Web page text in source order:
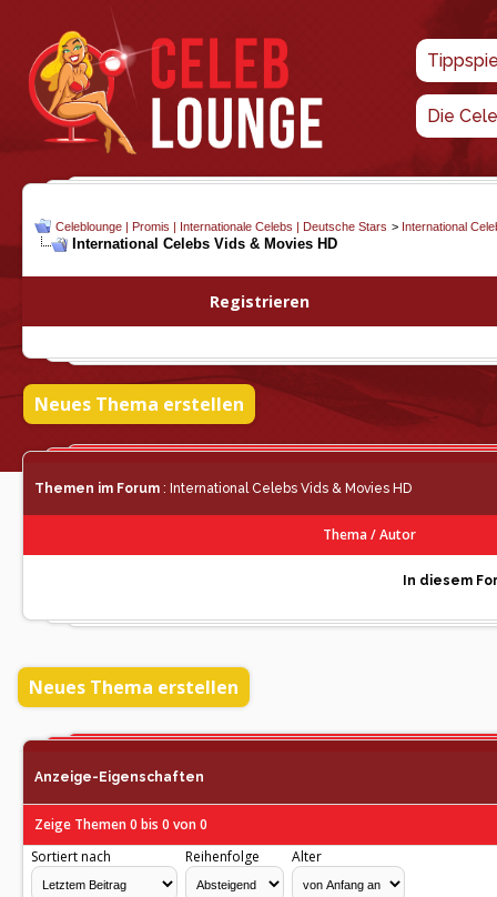
Die
Celeblounge | Promis | Internationale Celebs | Deutsche Stars > International
International Celebs Vids & Movies HD
Registrieren
Neues Thema erstellen
Themen im Forum : International Celebs Vids & Movies HD
Thema/Autor
In diesem
Neues Thema erstellen
Anzeige-Eigenschaften
Zeige Themen 0 bis 0 von 0
Sortiert nach
Reihenfolge Alter